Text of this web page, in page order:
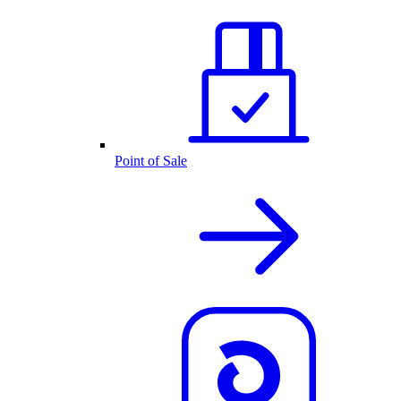
Point of Sale